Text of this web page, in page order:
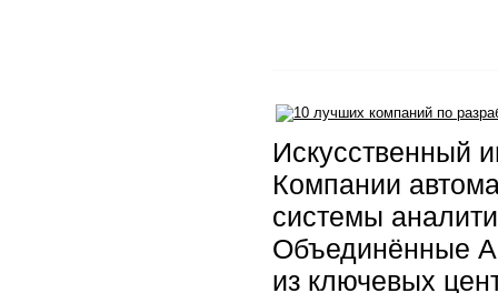
Искусственный
Компании
системы
Объединённые
из ключевых